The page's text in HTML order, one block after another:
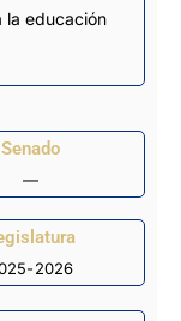
la educación
Senado
—
2026